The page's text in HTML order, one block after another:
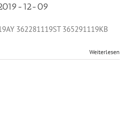
12-09
362281119ST 365291119KB
Weiterlesen